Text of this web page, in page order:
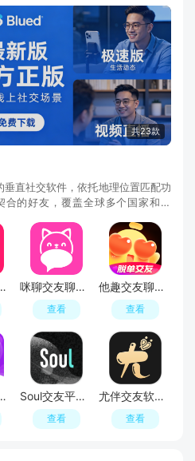
共23款
直社交软件，依托地理位置匹配功
的好友，覆盖全球多个国家和地
件手机版 咪聊交友聊天平台APP官方正式版
查看
他趣交友聊天app
查看
件最新版 Soul交友平台软件官方APP最新版
查看
尤伴交友软件最新版
查看